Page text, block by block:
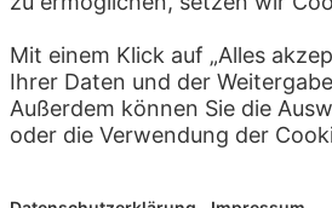
laviert, Vorzeichnung mit